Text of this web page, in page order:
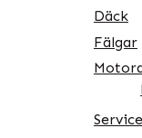
Däck
Fälgar